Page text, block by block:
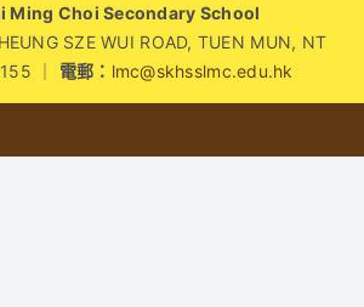
〉
Ming Choi Secondary School
SZE WUI ROAD, TUEN MUN, NT
｜ 電郵： lmc@skhsslmc.edu.hk